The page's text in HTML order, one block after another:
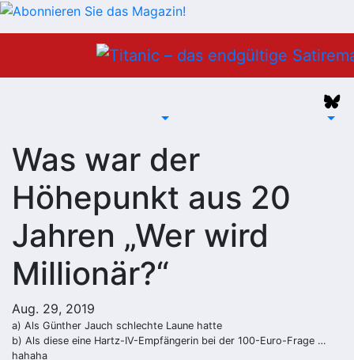
Was war der
Höhepunkt aus 20
Jahren „Wer wird
Millionär?“
Aug. 29, 2019
a) Als Günther Jauch schlechte Laune hatte
b) Als diese eine Hartz-IV-Empfängerin bei der 100-Euro-Frage …
hahaha